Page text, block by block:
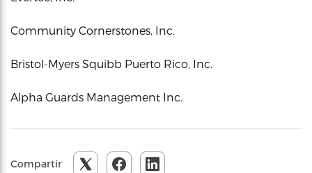
Community Cornerstones, Inc.
Bristol-Myers Squibb Puerto Rico, Inc.
Alpha Guards Management Inc.
Compartir